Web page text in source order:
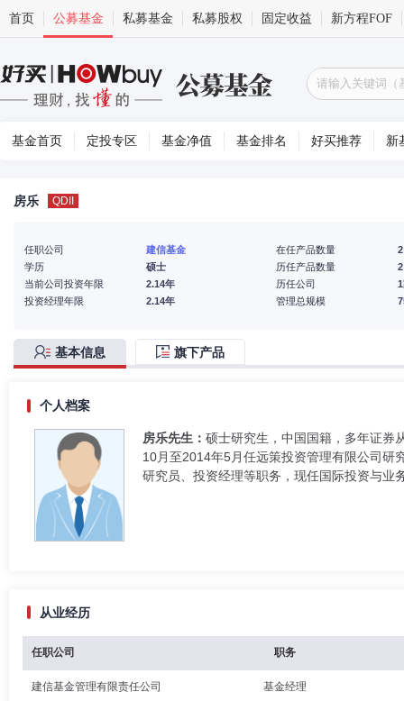
首页 公募基金 私募基金 私募股权 固定收益 新方程FOF
基金首页 定投专区 基金净值 基金排名 好买推荐 新
房乐 QDII
任职公司
建信基金
学历
硕士
当前公司投资年限
2.14年
投资经理年限
2.14年
在任产品数量
2
历任产品数量
2
历任公司
管理总规模
基本信息 旗下产品
个人档案
房乐先生： 硕士研究生，中国国籍，多年证券
10月至2014年5月任远策投资管理有限公司研
研究员、投资经理等职务，现任国际投资与业
从业经历
任职公司 职务
建信基金管理有限责任公司 基金经理